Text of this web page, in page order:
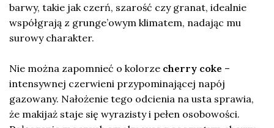
barwy, takie jak czerń, szarość czy granat, idealnie
współgrają z grunge’owym klimatem, nadając mu
surowy charakter.
Nie można zapomnieć o kolorze cherry coke –
intensywnej czerwieni przypominającej napój
gazowany. Nałożenie tego odcienia na usta sprawia,
że makijaż staje się wyrazisty i pełen osobowości.